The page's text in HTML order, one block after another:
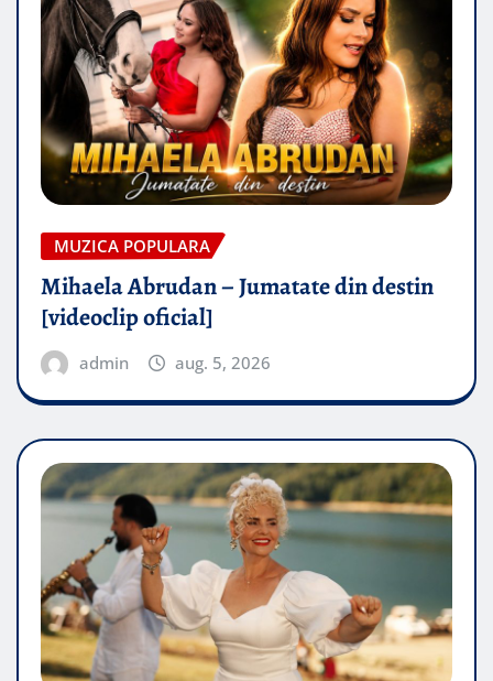
MUZICA POPULARA
Mihaela Abrudan – Jumatate din destin
[videoclip oficial]
admin aug. 5, 2026